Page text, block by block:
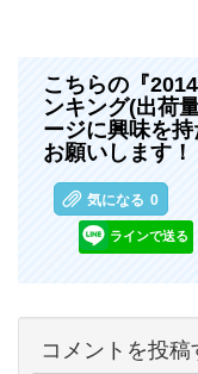
こちらの『
ンキング(出荷
ージに興味を
お願いします！
気になる 0
ラインで送る
コメントを投稿